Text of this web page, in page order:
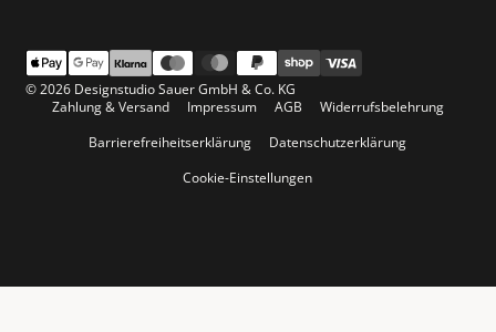
© 2026 Designstudio Sauer GmbH & Co. KG
Zahlung & Versand
Impressum AGB
Widerrufsbelehrung
Barrierefreiheitserklärung
Datenschutzerklärung
Cookie-Einstellungen